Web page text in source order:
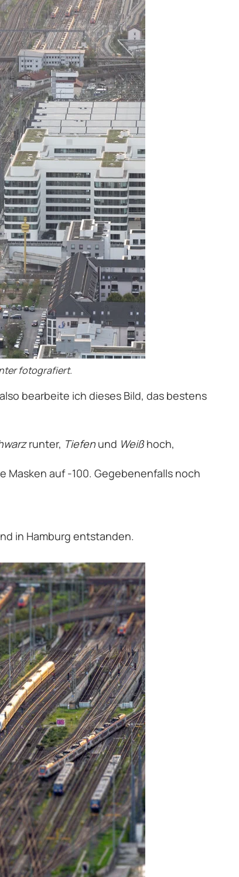
fotografiert.
bearbeite ich dieses Bild, das bestens
runter, Tiefen und Weiß hoch,
Masken auf -100. Gegebenenfalls noch
in Hamburg entstanden.